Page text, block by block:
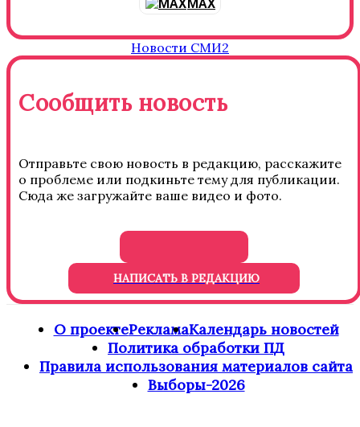
MAX
Новости СМИ2
Сообщить новость
Отправьте свою новость в редакцию, расскажите
о проблеме или подкиньте тему для публикации.
Сюда же загружайте ваше видео и фото.
НАПИСАТЬ В РЕДАКЦИЮ
О проектеРекламаКалендарь новостей
Политика обработки ПД
Правила использования материалов сайта
Выборы-2026